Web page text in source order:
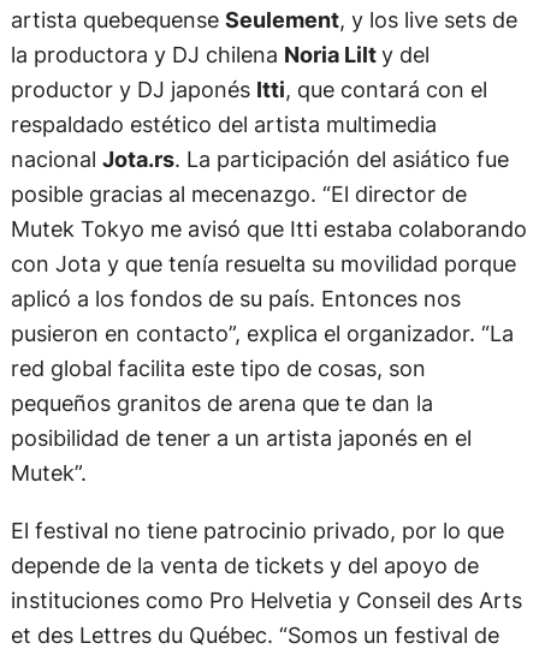
artista quebequense Seulement, y los live sets de
la productora y DJ chilena Noria Lilty del
productor y DJ japonés Itti, que contará con el
respaldado estético del artista multimedia
nacional Jota.rs. La participación del asiático fue
posible gracias al mecenazgo. “El director de
Mutek Tokyo me avisó que Itti estaba colaborando
con Jota y que tenía resuelta su movilidad porque
aplicó a los fondos de su país. Entonces nos
pusieron en contacto”, explica el organizador. “La
red global facilita este tipo de cosas, son
pequeños granitos de arena que te dan la
posibilidad de tener a un artista japonés en el
Mutek”.
El festival no tiene patrocinio privado, por lo que
depende de la venta de tickets y del apoyo de
instituciones como Pro Helvetia y Conseil des Arts
et des Lettres du Québec. “Somos un festival de